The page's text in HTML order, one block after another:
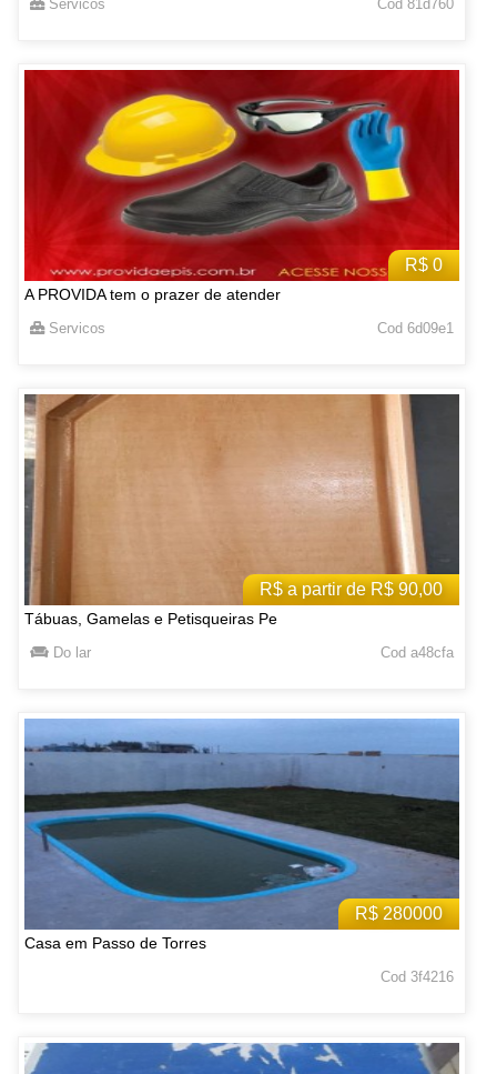
Servicos Cod 81d760
R$ 0
A PROVIDA tem o prazer de atender
Servicos Cod 6d09e1
R$ a partir de R$ 90,00
Tábuas, Gamelas e Petisqueiras Pe
Do lar Cod a48cfa
R$ 280000
Casa em Passo de Torres
Cod 3f4216